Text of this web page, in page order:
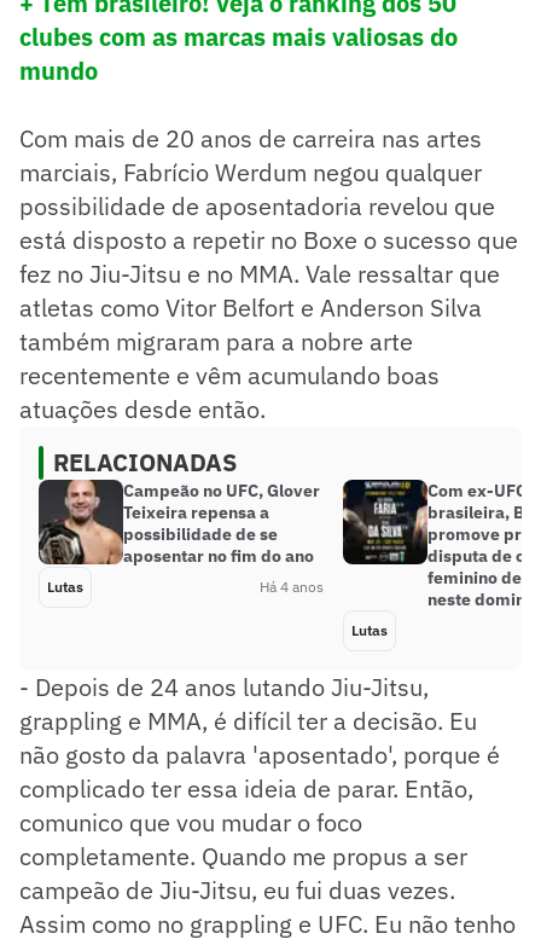
clubes com as marcas mais valiosas do
mundo
Com mais de 20 anos de carreira nas artes
marciais, Fabrício Werdum negou qualquer
possibilidade de aposentadoria revelou que
está disposto a repetir no Boxe o sucesso que
fez no Jiu-Jitsu e no MMA. Vale ressaltar que
atletas como Vitor Belfort e Anderson Silva
também migraram para a nobre arte
recentemente e vêm acumulando boas
atuações desde então.
RELACIONADAS
Campeão no UFC, Glover
Teixeira repensa a
possibilidade de se
aposentar no fim do ano
Lutas Há 4 anos
Com ex-UFC
brasileira,
promove
disputa de
feminino de
neste
Lutas
- Depois de 24 anos lutando Jiu-Jitsu,
grappling e MMA, é difícil ter a decisão. Eu
não gosto da palavra 'aposentado', porque é
complicado ter essa ideia de parar. Então,
comunico que vou mudar o foco
completamente. Quando me propus a ser
campeão de Jiu-Jitsu, eu fui duas vezes.
Assim como no grappling e UFC. Eu não tenho